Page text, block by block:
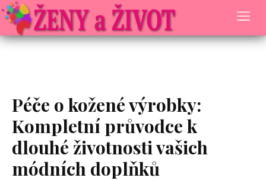
Rady a Tipy
Péče o kožené výrobky:
Kompletní průvodce k
dlouhé životnosti vašich
módních doplňků